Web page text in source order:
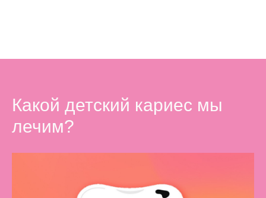
Какой детский кариес мы
лечим?